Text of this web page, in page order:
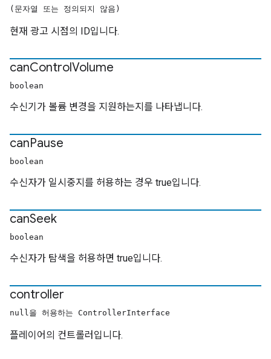
(문자열 또는 정의되지 않음)
현재 광고 시점의 ID입니다.
canControlVolume
boolean
수신기가 볼륨 변경을 지원하는지를 나타냅니다.
canPause
boolean
수신자가 일시중지를 허용하는 경우 true입니다.
canSeek
boolean
수신자가 탐색을 허용하면 true입니다.
controller
null을 허용하는 ControllerInterface
플레이어의 컨트롤러입니다.